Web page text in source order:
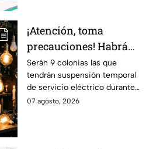
¡Atención, toma
precauciones! Habrá
suspensión de luz por 8
horas hoy viernes 7 y
mañana sábado 8 de
agosto en 9 sitios
Serán 9 colonias las que
tendrán suspensión temporal
de servicio eléctrico durante
ocho horas este viernes 7 y
07 agosto, 2026